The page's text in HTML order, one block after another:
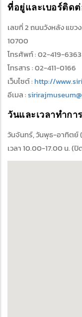
ที่อยู่และเบอร์ติด
เลขที่ 2 ถนนวังหลัง แข
10700
โทรศัพท์ : 02-419-
โทรสาร : 02-411-0166
เว็บไซต์ : http://
อีเมล :
วันและเวลาทำการ
วันจันทร์, วันพุธ-อาทิตย์
เวลา 10.00-17.00 น. (